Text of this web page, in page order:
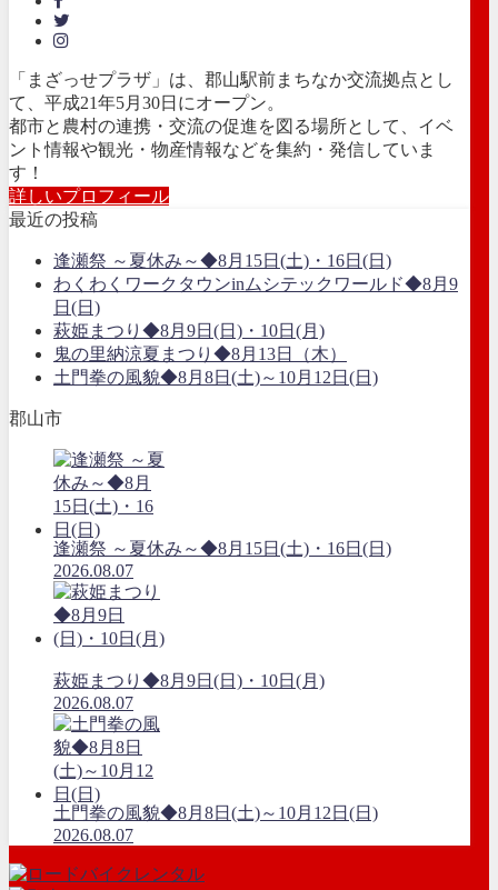
「まざっせプラザ」は、郡山駅前まちなか交流拠点とし
て、平成21年5月30日にオープン。
都市と農村の連携・交流の促進を図る場所として、イベ
ント情報や観光・物産情報などを集約・発信していま
す！
詳しいプロフィール
最近の投稿
逢瀬祭 ～夏休み～◆8月15日(土)・16日(日)
わくわくワークタウンinムシテックワールド◆8月9
日(日)
萩姫まつり◆8月9日(日)・10日(月)
鬼の里納涼夏まつり◆8月13日（木）
土門拳の風貌◆8月8日(土)～10月12日(日)
郡山市
逢瀬祭 ～夏休み～◆8月15日(土)・16日(日)
2026.08.07
萩姫まつり◆8月9日(日)・10日(月)
2026.08.07
土門拳の風貌◆8月8日(土)～10月12日(日)
2026.08.07